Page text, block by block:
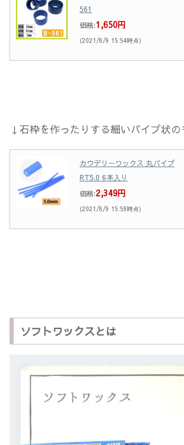
561
価格:1,650円
(2021/8/9 15:54時点)
↓石枠を作ったりする細いパイプ状
カウデリーワックス 丸パイプ
RT5.0 6本入り
価格:2,349円
(2021/8/9 15:59時点)
ソフトワックスとは